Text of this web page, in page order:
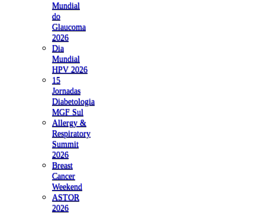
Mundial
do
Glaucoma
2026
Dia
Mundial
HPV 2026
15
Jornadas
Diabetologia
MGF Sul
Allergy &
Respiratory
Summit
2026
Breast
Cancer
Weekend
ASTOR
2026